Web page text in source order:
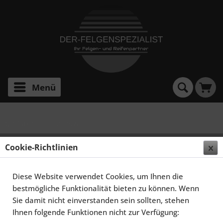
Menü
SCHMIDT FELGEN 22 ZOLL CC-LINE FÜR AUDI Q7
MKI TYP 4L, HIGHGLOSS SILBER
Cookie-Richtlinien
Diese Website verwendet Cookies, um Ihnen die
bestmögliche Funktionalität bieten zu können. Wenn
Sie damit nicht einverstanden sein sollten, stehen
Ihnen folgende Funktionen nicht zur Verfügung: